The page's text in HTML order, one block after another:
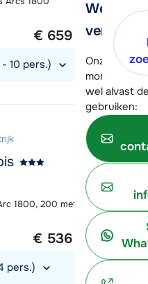
We
verder!
Onze
moment
wel alvast
gebruiken:
1 week vanaf
€ 659 per persoon
10 pers.)
1800, 200 meter van de piste
1 week vanaf
€ 536 per persoon
pers.)